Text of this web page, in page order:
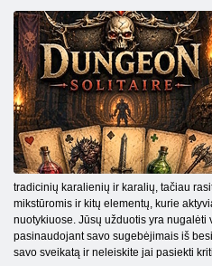
tradicinių karalienių ir karalių, tačiau
mikstūromis ir kitų elementų, kurie
nuotykiuose. Jūsų užduotis yra
pasinaudojant savo sugebėjimais iš
savo sveikatą ir neleiskite jai pasiekti